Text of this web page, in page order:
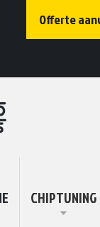
Offerte
CHIPTUNING